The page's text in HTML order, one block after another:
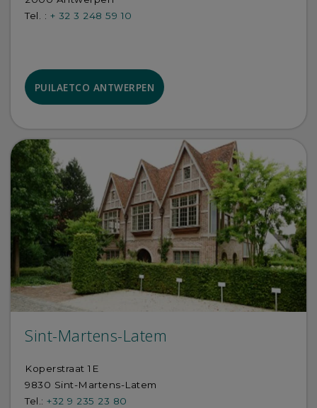
Tel. : + 32 3 248 59 10
PUILAETCO ANTWERPEN
Sint-Martens-Latem
Koperstraat 1E
9830 Sint-Martens-Latem
Tel.: +32 9 235 23 80